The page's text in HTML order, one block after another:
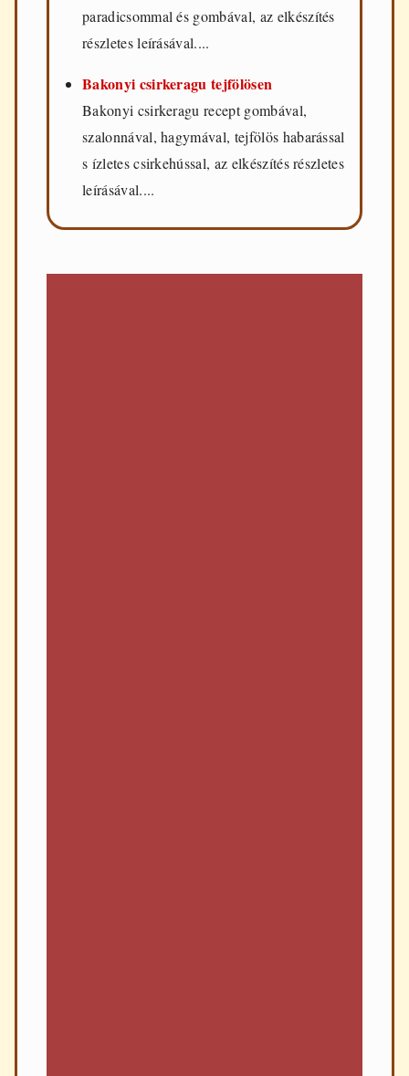
paradicsommal és gombával, az elkészítés
részletes leírásával....
Bakonyi csirkeragu tejfölösen
Bakonyi csirkeragu recept gombával,
szalonnával, hagymával, tejfölös habarással
s ízletes csirkehússal, az elkészítés részletes
leírásával....